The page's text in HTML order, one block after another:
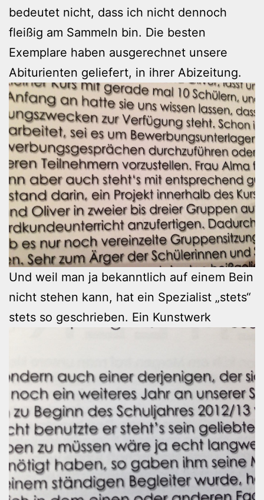
bedeutet nicht, dass ich nicht dennoch
fleißig am Sammeln bin. Die besten
Exemplare haben ausgerechnet unsere
Abiturienten geliefert, in ihrer Abizeitung.
Und weil man ja bekanntlich auf einem Bein
nicht stehen kann, hat ein Spezialist „stets“
stets so geschrieben. Ein Kunstwerk